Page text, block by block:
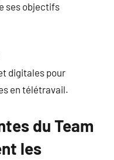
ses objectifs
digitales pour
en télétravail.
du Team
les